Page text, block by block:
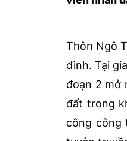
Thôn Ngô
đình. Tại
đoạn 2 mở
đất trong
công công